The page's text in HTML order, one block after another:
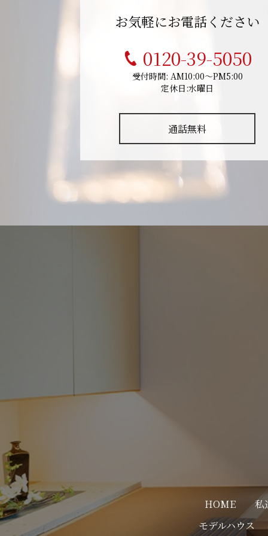
お気軽にお電話ください
0120-39-5050
受付時間: AM10:00～PM5:00
定休日:水曜日
通話無料
HOME
私
モデルハウス